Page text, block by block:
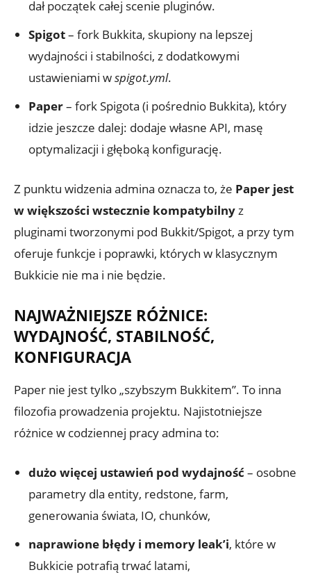
dał początek całej scenie pluginów.
Spigot– fork Bukkita, skupiony na lepszej
wydajności i stabilności, z dodatkowymi
ustawieniami wspigot.yml.
Paper– fork Spigota (i pośrednio Bukkita), który
idzie jeszcze dalej: dodaje własne API, masę
optymalizacji i głęboką konfigurację.
Z punktu widzenia admina oznacza to, że Paper jest
w większości wstecznie kompatybilnyz
pluginami tworzonymi pod Bukkit/Spigot, a przy tym
oferuje funkcje i poprawki, których w klasycznym
Bukkicie nie ma i nie będzie.
NAJWAŻNIEJSZE RÓŻNICE:
WYDAJNOŚĆ, STABILNOŚĆ,
KONFIGURACJA
Paper nie jest tylko „szybszym Bukkitem”. To inna
filozofia prowadzenia projektu. Najistotniejsze
różnice w codziennej pracy admina to:
dużo więcej ustawień pod wydajność– osobne
parametry dla entity, redstone, farm,
generowania świata, IO, chunków,
naprawione błędy i memory leak’i, które w
Bukkicie potrafią trwać latami,